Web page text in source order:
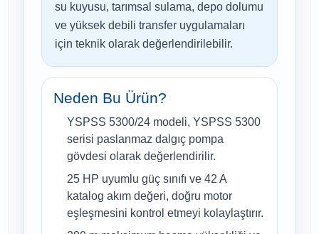
su kuyusu, tarımsal sulama, depo dolumu
ve yüksek debili transfer uygulamaları
için teknik olarak değerlendirilebilir.
Neden Bu Ürün?
YSPSS 5300/24 modeli, YSPSS 5300
serisi paslanmaz dalgıç pompa
gövdesi olarak değerlendirilir.
25 HP uyumlu güç sınıfı ve 42 A
katalog akım değeri, doğru motor
eşleşmesini kontrol etmeyi kolaylaştırır.